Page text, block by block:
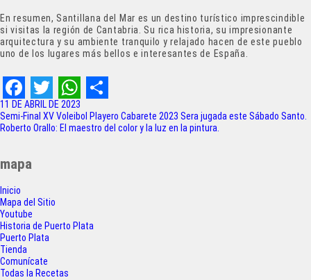
En resumen, Santillana del Mar es un destino turístico imprescindible
si visitas la región de Cantabria. Su rica historia, su impresionante
arquitectura y su ambiente tranquilo y relajado hacen de este pueblo
uno de los lugares más bellos e interesantes de España.
F
a
c
e
b
o
o
k
T
w
t
t
e
r
W
h
A
p
S
h
11 DE ABRIL DE 2023
Navegación
de
Semi-Final XV Voleibol Playero Cabarete 2023 Sera jugada este Sábado Santo.
Roberto Orallo: El maestro del color y la luz en la pintura.
mapa
Inicio
Mapa del Sitio
Youtube
Historia de Puerto Plata
Puerto Plata
Tienda
Comunícate
Todas la Recetas